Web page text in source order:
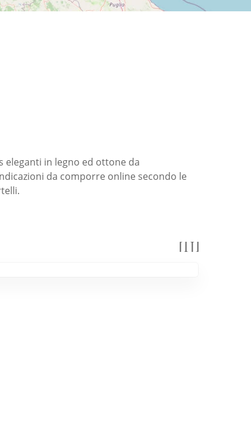
eleganti in legno ed ottone da
da comporre online secondo le